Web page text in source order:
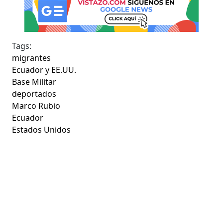
Tags:
migrantes
Ecuador y EE.UU.
Base Militar
deportados
Marco Rubio
Ecuador
Estados Unidos